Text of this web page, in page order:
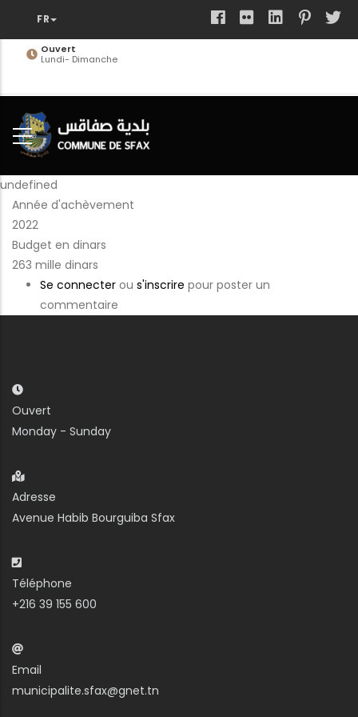
contenuOuvert
Lundi- Dimanche
undefined
Année d'achèvement
2022
Budget en dinars
263 mille dinars
Se connecter ou s'inscrire pour poster un
commentaire
Ouvert
Monday - Sunday
Adresse
Avenue Habib Bourguiba Sfax
Téléphone
+216 39 155 600
Email
municipalite.sfax@gnet.tn